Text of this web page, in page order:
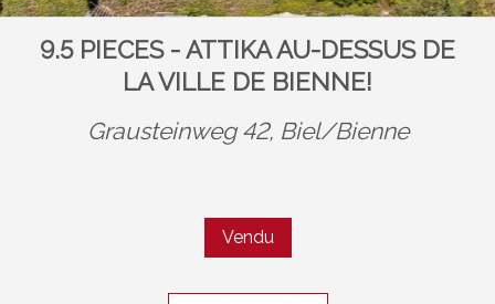
9.5 PIECES - ATTIKA AU-DESSUS DE
LA VILLE DE BIENNE!
Grausteinweg 42, Biel/Bienne
Vendu